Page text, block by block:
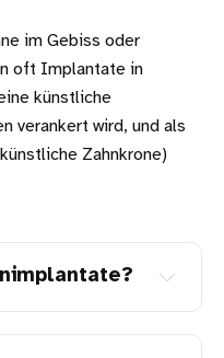
im Gebiss oder
oft Implantate in
künstliche
verankert wird, und als
Zahnkrone)